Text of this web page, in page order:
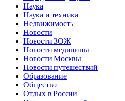
Наука
Наука и техника
Недвижимость
Новости
Новости ЗОЖ
Новости медицины
Новости Москвы
Новости путешествий
Образование
Общество
Отдых в России